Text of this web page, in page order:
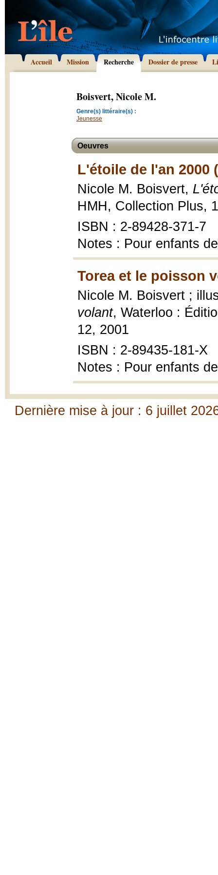
Accueil Mission Recherche Dossier de presse
Boisvert, Nicole M.
Genre(s) littéraire(s) :
Jeunesse
Oeuvres
L'étoile de l'an 2000
Nicole M. Boisvert,
HMH, Collection Plus,
ISBN : 2-89428-371-7
Notes : Pour enfants
Torea et le poisson
Nicole M. Boisvert ;
volant, Waterloo :
12, 2001
ISBN : 2-89435-181-X
Notes : Pour enfants
Dernière mise à jour : 6 juillet